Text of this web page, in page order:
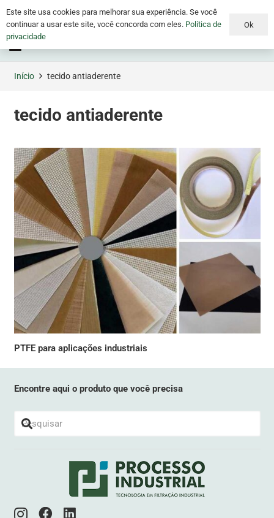
Início tecido antiaderente
tecido antiaderente
PTFE para aplicações industriais
Encontre aqui o produto que você precisa
Este site usa cookies para melhorar sua experiência. Se você
continuar a usar este site, você concorda com eles. Política de
privacidade
Ok